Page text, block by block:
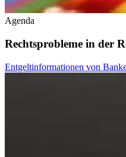
Agenda
Rechtsprobleme in der
Entgeltinformationen von